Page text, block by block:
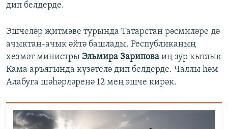
дип белдерде.
Эшчеләр җитмәве турында Татарстан рәсмиләре дә
ачыктан-ачык әйтә башлады. Республиканың
хезмәт министры Эльмира Зарипова иң зур кытлык
Кама аръягында күзәтелә дип белдерде. Чаллы һәм
Алабуга шәһәрләренә 12 мең эшче кирәк.